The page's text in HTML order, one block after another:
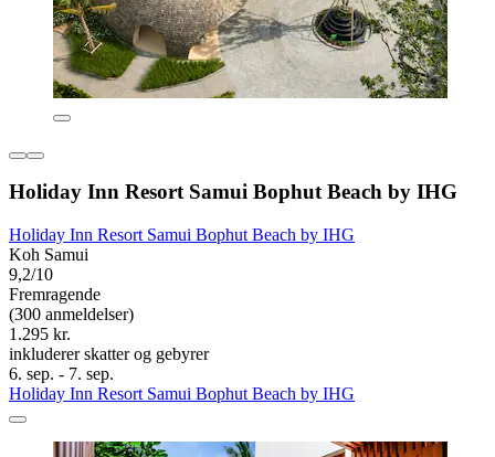
Holiday Inn Resort Samui Bophut Beach by IHG
Holiday Inn Resort Samui Bophut Beach by IHG
Koh Samui
9,2/10
Fremragende
(300 anmeldelser)
1.295 kr.
inkluderer skatter og gebyrer
6. sep. - 7. sep.
Holiday Inn Resort Samui Bophut Beach by IHG